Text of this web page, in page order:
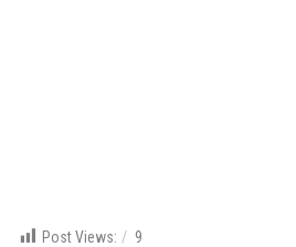
Post Views: 9